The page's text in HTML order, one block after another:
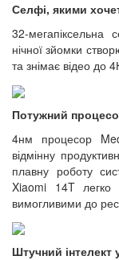
Селфі, якими
32-
нічної зйомки
та знімає відео до
Потужний
4нм процесор
відмінну
плавну роботу
Xiaomi 14T легко
вимогливими до
Штучний інтелект